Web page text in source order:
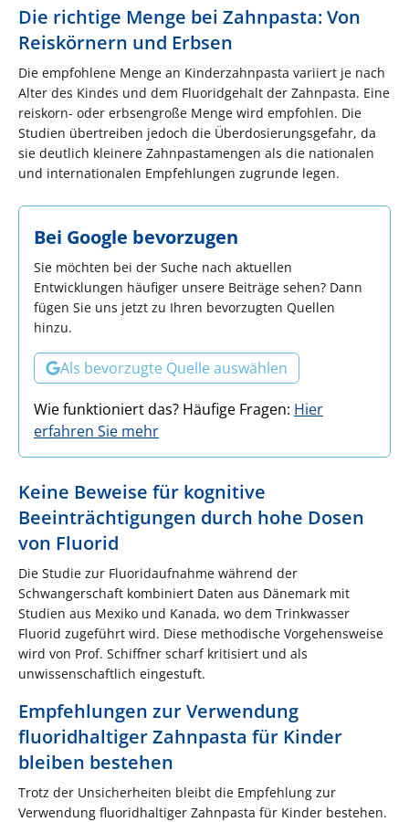
Die richtige Menge bei Zahnpasta: Von
Reiskörnern und Erbsen
Die empfohlene Menge an Kinderzahnpasta variiert je nach
Alter des Kindes und dem Fluoridgehalt der Zahnpasta. Eine
reiskorn- oder erbsengroße Menge wird empfohlen. Die
Studien übertreiben jedoch die Überdosierungsgefahr, da
sie deutlich kleinere Zahnpastamengen als die nationalen
und internationalen Empfehlungen zugrunde legen.
Bei Google bevorzugen
Sie möchten bei der Suche nach aktuellen
Entwicklungen häufiger unsere Beiträge sehen? Dann
fügen Sie uns jetzt zu Ihren bevorzugten Quellen
hinzu.
Als bevorzugte Quelle auswählen
Wie funktioniert das? Häufige Fragen: Hier
erfahren Sie mehr
Keine Beweise für kognitive
Beeinträchtigungen durch hohe Dosen
von Fluorid
Die Studie zur Fluoridaufnahme während der
Schwangerschaft kombiniert Daten aus Dänemark mit
Studien aus Mexiko und Kanada, wo dem Trinkwasser
Fluorid zugeführt wird. Diese methodische Vorgehensweise
wird von Prof. Schiffner scharf kritisiert und als
unwissenschaftlich eingestuft.
Empfehlungen zur Verwendung
fluoridhaltiger Zahnpasta für Kinder
bleiben bestehen
Trotz der Unsicherheiten bleibt die Empfehlung zur
Verwendung fluoridhaltiger Zahnpasta für Kinder bestehen.